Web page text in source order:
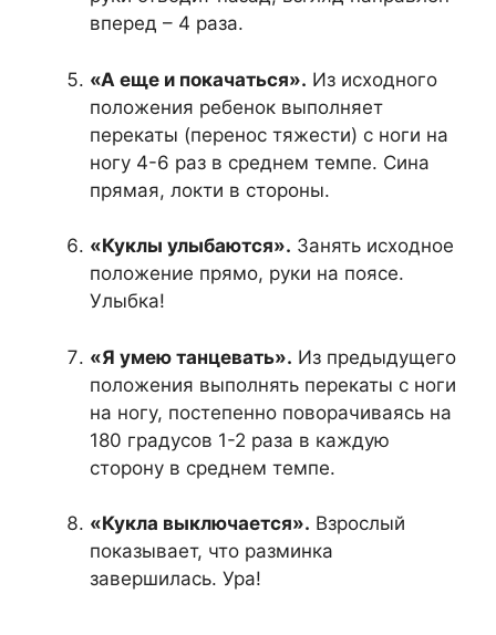
вперед – 4 раза.
«А еще и покачаться». Из исходного
положения ребенок выполняет
перекаты (перенос тяжести) с ноги на
ногу 4-6 раз в среднем темпе. Сина
прямая, локти в стороны.
«Куклы улыбаются». Занять исходное
положение прямо, руки на поясе.
Улыбка!
«Я умею танцевать». Из предыдущего
положения выполнять перекаты с ноги
на ногу, постепенно поворачиваясь на
180 градусов 1-2 раза в каждую
сторону в среднем темпе.
«Кукла выключается». Взрослый
показывает, что разминка
завершилась. Ура!